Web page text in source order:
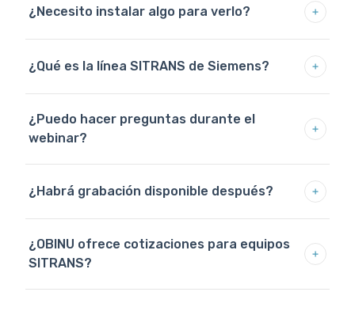
¿Necesito instalar algo para verlo?
¿Qué es la línea SITRANS de Siemens?
¿Puedo hacer preguntas durante el
webinar?
¿Habrá grabación disponible después?
¿OBINU ofrece cotizaciones para equipos
SITRANS?